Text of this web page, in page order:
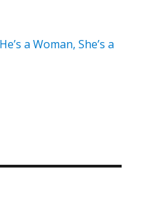
a Woman, She’s a